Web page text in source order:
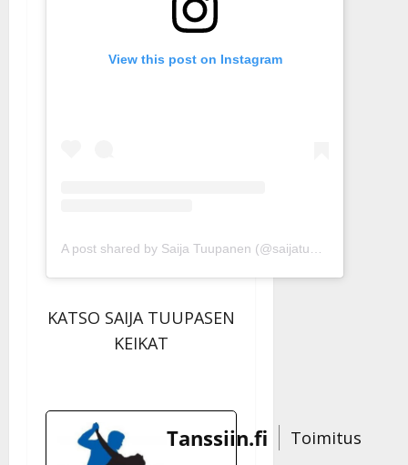
View this post on Instagram
KATSO SAIJA TUUPASEN
KEIKAT
Tanssiin.fi
Toimitus